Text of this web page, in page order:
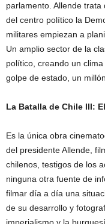
parlamento. Allende
del centro polí­tico la
militares empiezan a
Un amplio sector de la
polí­tico, creando un
golpe de estado, un
La Batalla de Chile III:
Es la única obra
del presidente Allende,
chilenos, testigos de los
ninguna otra fuente de
filmar dí­a a dí­a una
de su desarrollo y